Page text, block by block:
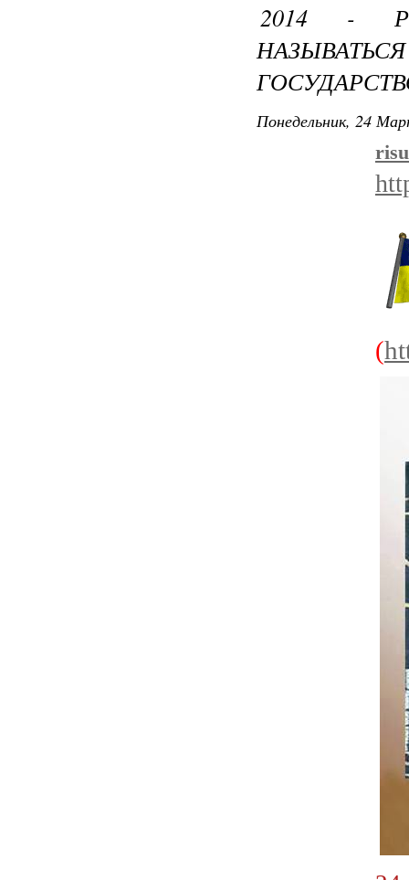
2014 -
Понедельник, 24
(